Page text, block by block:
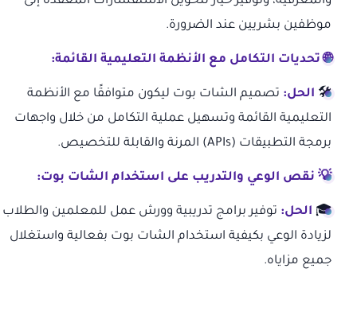
موظفين بشريين عند الضرورة.
🌐 تحديات التكامل مع الأنظمة التعليمية القائمة:
🛠 الحل: تصميم الشات بوت ليكون متوافقًا مع الأنظمة
التعليمية القائمة وتسهيل عملية التكامل من خلال واجهات
برمجة التطبيقات (APIs) المرنة والقابلة للتخصيص.
💡 نقص الوعي والتدريب على استخدام الشات بوت:
🎓 الحل: توفير برامج تدريبية وورش عمل للمعلمين والطلاب
لزيادة الوعي بكيفية استخدام الشات بوت بفعالية واستغلال
جميع مزاياه.